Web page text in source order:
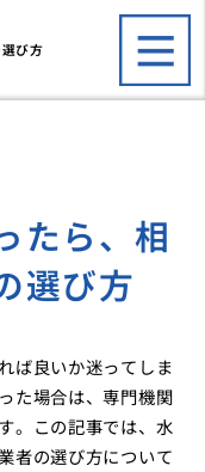
び方
たら、相
選び方
ば良いか迷ってしま
た場合は、専門機関
。この記事では、水
者の選び方について